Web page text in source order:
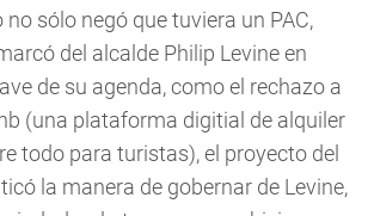
no sólo negó que tuviera un PAC,
del alcalde Philip Levine en
de su agenda, como el rechazo a
(una plataforma digitial de alquiler
todo para turistas), el proyecto del
la manera de gobernar de Levine,